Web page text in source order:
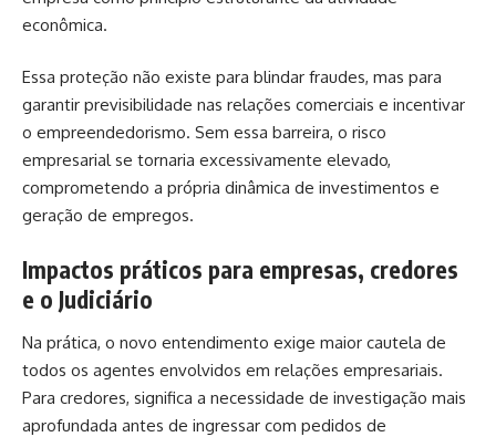
econômica.
Essa proteção não existe para blindar fraudes, mas para
garantir previsibilidade nas relações comerciais e incentivar
o empreendedorismo. Sem essa barreira, o risco
empresarial se tornaria excessivamente elevado,
comprometendo a própria dinâmica de investimentos e
geração de empregos.
Impactos práticos para empresas, credores
e o Judiciário
Na prática, o novo entendimento exige maior cautela de
todos os agentes envolvidos em relações empresariais.
Para credores, significa a necessidade de investigação mais
aprofundada antes de ingressar com pedidos de